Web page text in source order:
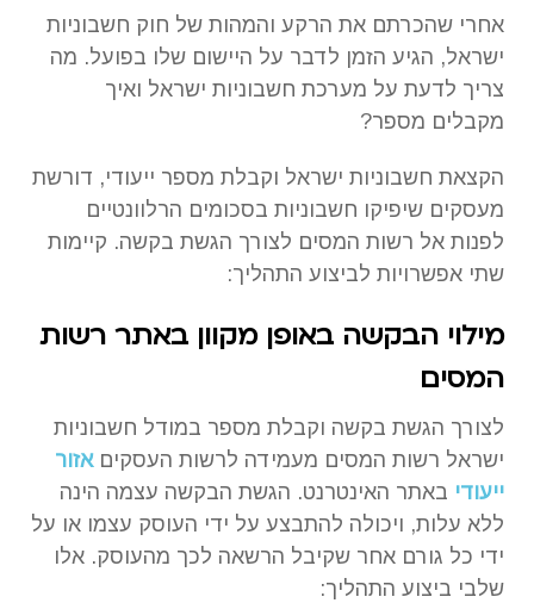
אחרי שהכרתם את הרקע והמהות של חוק חשבוניות
ישראל, הגיע הזמן לדבר על היישום שלו בפועל. מה
צריך לדעת על מערכת חשבוניות ישראל ואיך
מקבלים מספר?
הקצאת חשבוניות ישראל וקבלת מספר ייעודי, דורשת
מעסקים שיפיקו חשבוניות בסכומים הרלוונטיים
לפנות אל רשות המסים לצורך הגשת בקשה. קיימות
שתי אפשרויות לביצוע התהליך:
מילוי הבקשה באופן מקוון באתר רשות
המסים
לצורך הגשת בקשה וקבלת מספר במודל חשבוניות
ישראל רשות המסים מעמידה לרשות העסקיםאזור
ייעודי באתר האינטרנט. הגשת הבקשה עצמה הינה
ללא עלות, ויכולה להתבצע על ידי העוסק עצמו או על
ידי כל גורם אחר שקיבל הרשאה לכך מהעוסק. אלו
שלבי ביצוע התהליך: